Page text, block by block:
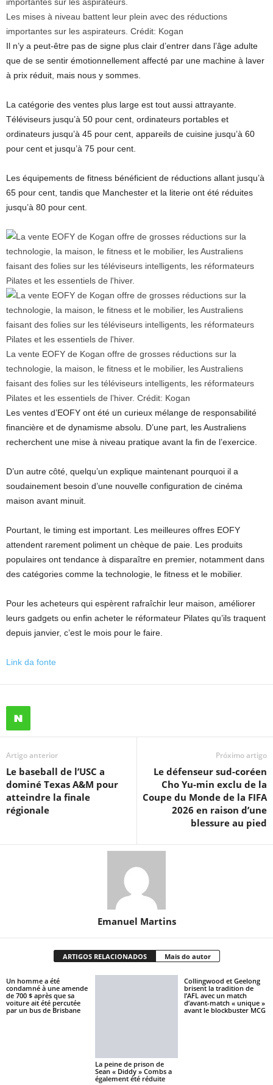
Les mises à niveau battent leur plein avec des réductions
importantes sur les aspirateurs. Crédit: Kogan
Il n’y a peut-être pas de signe plus clair d’entrer dans l’âge adulte
que de se sentir émotionnellement affecté par une machine à laver
à prix réduit, mais nous y sommes.
La catégorie des ventes plus large est tout aussi attrayante.
Téléviseurs jusqu’à 50 pour cent, ordinateurs portables et
ordinateurs jusqu’à 45 pour cent, appareils de cuisine jusqu’à 60
pour cent et jusqu’à 75 pour cent.
Les équipements de fitness bénéficient de réductions allant jusqu’à
65 pour cent, tandis que Manchester et la literie ont été réduites
jusqu’à 80 pour cent.
La vente EOFY de Kogan offre de grosses réductions sur la
technologie, la maison, le fitness et le mobilier, les Australiens
faisant des folies sur les téléviseurs intelligents, les réformateurs
Pilates et les essentiels de l’hiver. Crédit: Kogan
Les ventes d’EOFY ont été un curieux mélange de responsabilité
financière et de dynamisme absolu. D’une part, les Australiens
recherchent une mise à niveau pratique avant la fin de l’exercice.
D’un autre côté, quelqu’un explique maintenant pourquoi il a
soudainement besoin d’une nouvelle configuration de cinéma
maison avant minuit.
Pourtant, le timing est important. Les meilleures offres EOFY
attendent rarement poliment un chèque de paie. Les produits
populaires ont tendance à disparaître en premier, notamment dans
des catégories comme la technologie, le fitness et le mobilier.
Pour les acheteurs qui espèrent rafraîchir leur maison, améliorer
leurs gadgets ou enfin acheter le réformateur Pilates qu’ils traquent
depuis janvier, c’est le mois pour le faire.
Link da fonte
Artigo anterior
Le baseball de l’USC a
dominé Texas A&M pour
atteindre la finale
régionale
Próximo artigo
Le défenseur sud-coréen
Cho Yu-min exclu de la
Coupe du Monde de la FIFA
2026 en raison d’une
blessure au pied
Emanuel Martins
ARTIGOS RELACIONADOS Mais do autor
Un homme a été
condamné à une amende
de 700 $ après que sa
voiture ait été percutée
par un bus de Brisbane
La peine de prison de
Sean « Diddy » Combs a
également été réduite
Collingwood et Geelong
brisent la tradition de
l’AFL avec un match
d’avant-match « unique »
avant le blockbuster MCG